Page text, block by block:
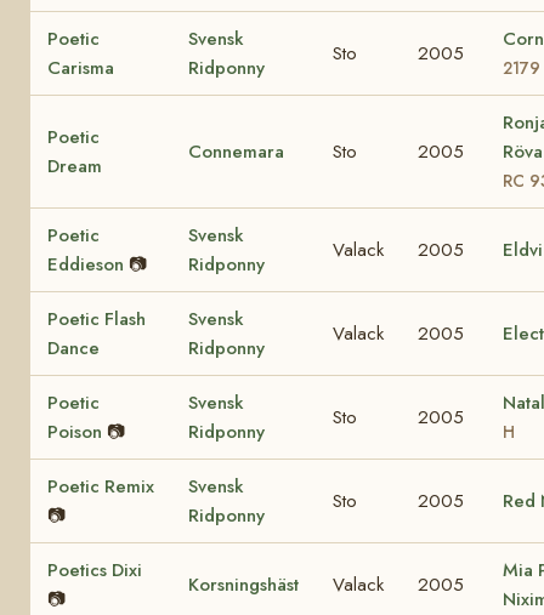
Poetic
Carisma
Svensk
Ridponny
Sto 2005
2179
Poetic
Dream
Connemara Sto 2005
RC
Poetic
Eddieson 📷
Svensk
Ridponny
Valack 2005
Poetic Flash
Dance
Svensk
Ridponny
Valack 2005
Poetic
Poison 📷
Svensk
Ridponny
Sto 2005
H
Poetic Remix
📷
Svensk
Ridponny
Sto 2005 Red
Poetics Dixi
📷
Korsningshäst Valack 2005
Mia